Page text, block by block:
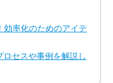
効率化のためのアイテ
セスや事例を解説し